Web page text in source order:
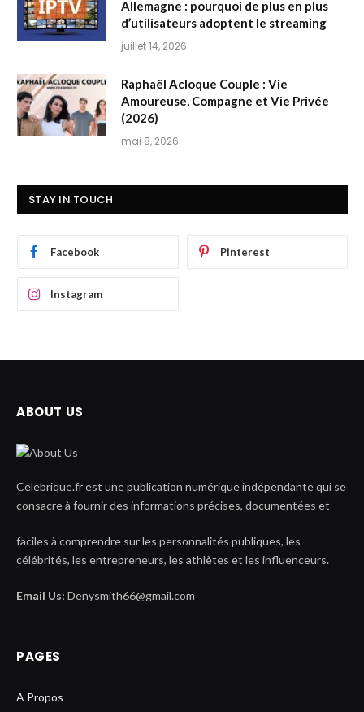
Allemagne : pourquoi de plus en plus
d’utilisateurs adoptent le streaming
juillet 14, 2026
Raphaël Acloque Couple : Vie
Amoureuse, Compagne et Vie Privée
(2026)
mai 8, 2026
STAY IN TOUCH
Facebook Pinterest
Instagram
ABOUT US
Celebrique.fr est une publication numérique indépendante qui se
consacre à fournir des informations précises, documentées et
faciles à comprendre sur les personnalités publiques, les
célébrités, les entrepreneurs, les athlètes et les influenceurs.
Email Us: Denysmith66@gmail.com
PAGES
A Propos